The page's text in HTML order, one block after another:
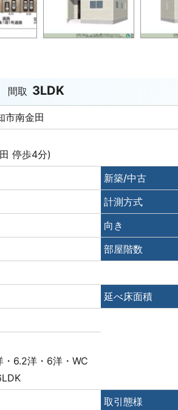
間取 3LDK
市南金田
停歩4分)
新築/中古
計測方式
向き
部屋階数
延べ床面積
・6.2洋・6洋・WC
取引態様